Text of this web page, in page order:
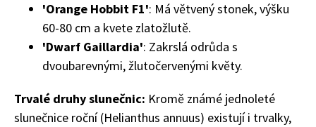
'Orange Hobbit F1': Má větvený stonek, výšku
60-80 cm a kvete zlatožlutě.
'Dwarf Gaillardia': Zakrslá odrůda s
dvoubarevnými, žlutočervenými květy.
Trvalé druhy slunečnic: Kromě známé jednoleté
slunečnice roční (Helianthus annuus) existují i trvalky,